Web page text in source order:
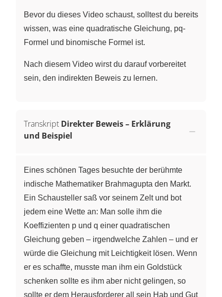
Bevor du dieses Video schaust, solltest du bereits
wissen, was eine quadratische Gleichung, pq-
Formel und binomische Formel ist.
Nach diesem Video wirst du darauf vorbereitet
sein, den indirekten Beweis zu lernen.
Transkript Direkter Beweis – Erklärung
und Beispiel
Eines schönen Tages besuchte der berühmte
indische Mathematiker Brahmagupta den Markt.
Ein Schausteller saß vor seinem Zelt und bot
jedem eine Wette an: Man solle ihm die
Koeffizienten p und q einer quadratischen
Gleichung geben – irgendwelche Zahlen – und er
würde die Gleichung mit Leichtigkeit lösen. Wenn
er es schaffte, musste man ihm ein Goldstück
schenken sollte es ihm aber nicht gelingen, so
sollte er dem Herausforderer all sein Hab und Gut